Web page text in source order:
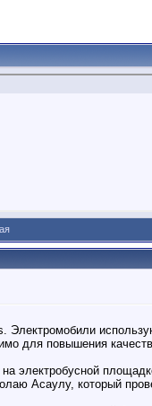
для повышения
на электробусной
Асаулу, который